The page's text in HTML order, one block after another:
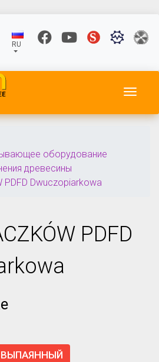
RU
оборудование
древесины
PDFD Dwuczopiarkowa
PDFD
ВЫПАЯННЫЙ